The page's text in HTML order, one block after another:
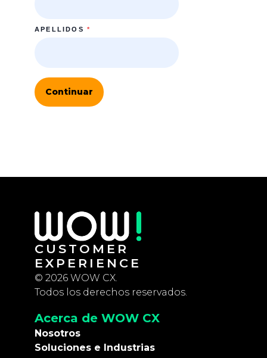
APELLIDOS *
Continuar
CUSTOMER
EXPERIENCE
© 2026 WOW CX.
Todos los derechos reservados.
Acerca de WOW CX
Nosotros
Soluciones e Industrias